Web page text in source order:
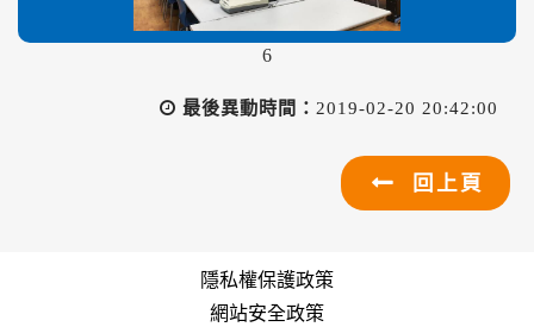
6
最後異動時間： 2019-02-20 20:42:00
回上頁
隱私權保護政策
網站安全政策